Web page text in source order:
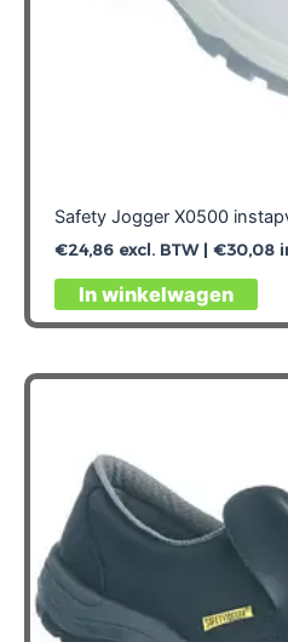
Safety Jogger X0500
€24,86excl. BTW | €30,08
In winkelwagen
Dit
kan
op
de